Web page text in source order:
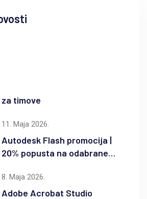
timove
11. Maja 2026.
Autodesk Flash promocija |
20% popusta na odabrane
8. Maja 2026.
Adobe Acrobat Studio